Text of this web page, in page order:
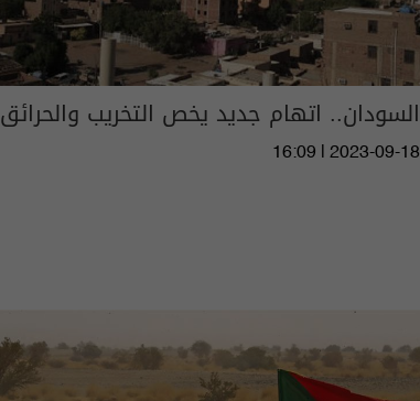
السودان.. اتهام جديد يخص التخريب والحرائق
16:09 | 2023-09-18